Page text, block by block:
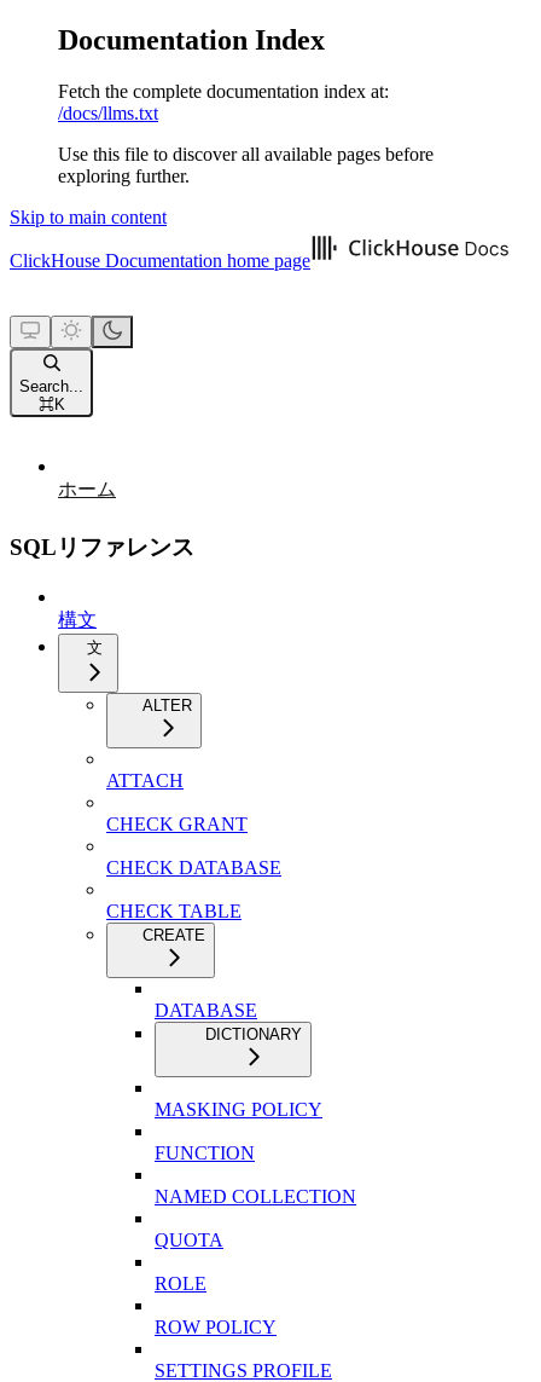
Documentation Index
Fetch the complete documentation index at:
/docs/llms.txt
Use this file to discover all available pages before
exploring further.
Skip to main content
ClickHouse Documentation home page
Search...
⌘K
ホーム
SQLリファレンス
構文
文
ALTER
ATTACH
CHECK GRANT
CHECK DATABASE
CHECK TABLE
CREATE
DATABASE
DICTIONARY
MASKING POLICY
FUNCTION
NAMED COLLECTION
QUOTA
ROLE
ROW POLICY
SETTINGS PROFILE